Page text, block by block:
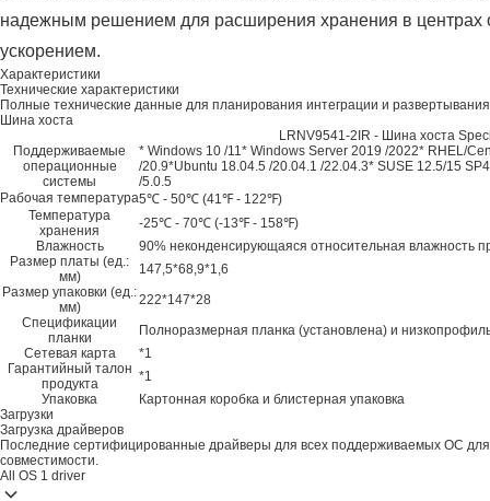
надежным решением для расширения хранения в центрах
ускорением.
Характеристики
Технические характеристики
Полные технические данные для планирования интеграции и
Шина хоста
LRNV9541-2IR - Шина хоста
Поддерживаемые
операционные
системы
* Windows 10 /11* Windows Server 2019 /2022* RHEL/
/20.9*Ubuntu 18.04.5 /20.04.1 /22.04.3* SUSE 12.5/15
/5.0.5
Рабочая температура5℃ - 50℃ (41℉ - 122℉)
Температура
хранения
-25℃ - 70℃ (-13℉ - 158℉)
Влажность
90% неконденсирующаяся относительная влажность
Размер платы (ед.:
мм)
147,5*68,9*1,6
Размер упаковки (ед.:
мм)
222*147*28
Спецификации
планки
Полноразмерная планка (установлена) и
Сетевая карта
*1
Гарантийный талон
продукта
*1
Упаковка
Картонная коробка и блистерная упаковка
Загрузки
Загрузка драйверов
Последние сертифицированные драйверы для всех поддерживаемых ОС
совместимости.
All OS 1 driver